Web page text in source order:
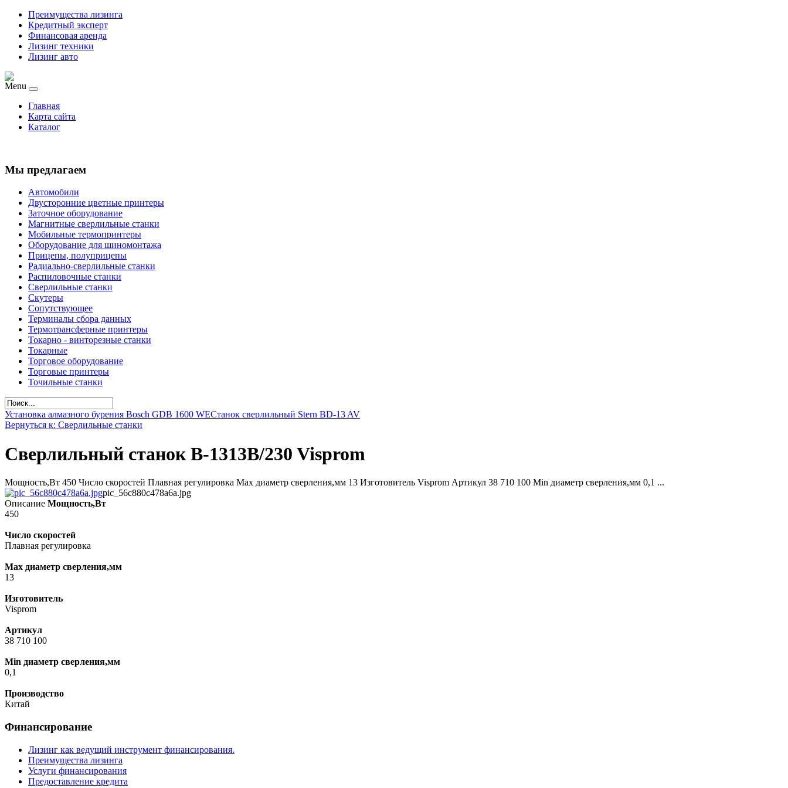
Преимущества лизинга
Кредитный эксперт
Финансовая аренда
Лизинг техники
Лизинг авто
Menu
Главная
Карта сайта
Каталог
Мы предлагаем
Автомобили
Двусторонние цветные принтеры
Заточное оборудование
Магнитные сверлильные станки
Мобильные термопринтеры
Оборудование для шиномонтажа
Прицепы, полуприцепы
Радиально-сверлильные станки
Распиловочные станки
Сверлильные станки
Скутеры
Сопутствующее
Терминалы сбора данных
Термотрансферные принтеры
Токарно - винторезные станки
Токарные
Торговое оборудование
Торговые принтеры
Точильные станки
Установка алмазного бурения Bosch GDB 1600 WEСтанок сверлильный Stern BD-13 AV
Вернуться к: Сверлильные станки
Сверлильный станок B-1313B/230 Visprom
Мощность,Вт 450 Число скоростей Плавная регулировка Max диаметр сверления,мм 13 Изготовитель Visprom Артикул 38 710 100 Min диаметр сверления,мм 0,1 ...
pic_56c880c478a6a.jpg
Описание Мощность,Вт
450
Число скоростей
Плавная регулировка
Max диаметр сверления,мм
13
Изготовитель
Visprom
Артикул
38 710 100
Min диаметр сверления,мм
0,1
Производство
Китай
Финансирование
Лизинг как ведущий инструмент финансирования.
Преимущества лизинга
Услуги финансирования
Предоставление кредита